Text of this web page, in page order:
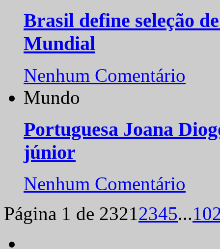
Brasil define seleção
Mundial
Nenhum Comentário
Mundo
Portuguesa Joana
júnior
Nenhum Comentário
Página 1 de 23212345...10